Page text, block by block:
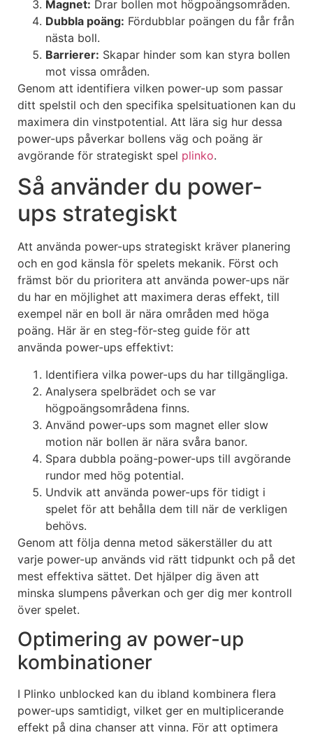
Magnet: Drar bollen mot högpoängsområden.
Dubbla poäng: Fördubblar poängen du får från
nästa boll.
Barrierer: Skapar hinder som kan styra bollen
mot vissa områden.
Genom att identifiera vilken power-up som passar
ditt spelstil och den specifika spelsituationen kan du
maximera din vinstpotential. Att lära sig hur dessa
power-ups påverkar bollens väg och poäng är
avgörande för strategiskt spel plinko.
Så använder du power-
ups strategiskt
Att använda power-ups strategiskt kräver planering
och en god känsla för spelets mekanik. Först och
främst bör du prioritera att använda power-ups när
du har en möjlighet att maximera deras effekt, till
exempel när en boll är nära områden med höga
poäng. Här är en steg-för-steg guide för att
använda power-ups effektivt:
Identifiera vilka power-ups du har tillgängliga.
Analysera spelbrädet och se var
högpoängsområdena finns.
Använd power-ups som magnet eller slow
motion när bollen är nära svåra banor.
Spara dubbla poäng-power-ups till avgörande
rundor med hög potential.
Undvik att använda power-ups för tidigt i
spelet för att behålla dem till när de verkligen
behövs.
Genom att följa denna metod säkerställer du att
varje power-up används vid rätt tidpunkt och på det
mest effektiva sättet. Det hjälper dig även att
minska slumpens påverkan och ger dig mer kontroll
över spelet.
Optimering av power-up
kombinationer
I Plinko unblocked kan du ibland kombinera flera
power-ups samtidigt, vilket ger en multiplicerande
effekt på dina chanser att vinna. För att optimera